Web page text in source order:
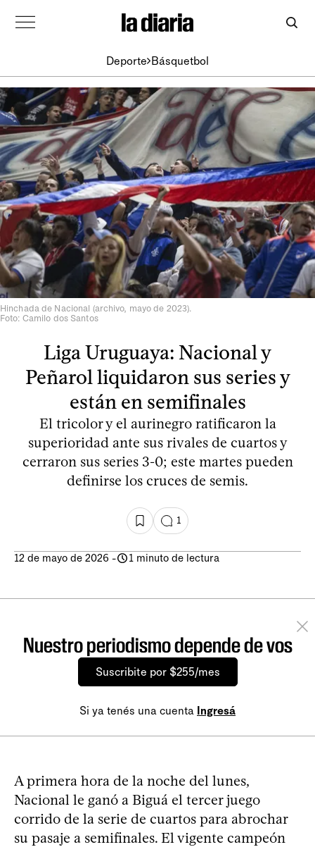
Deporte Básquetbol
Hinchada de Nacional (archivo, mayo de 2023).
Foto: Camilo dos Santos
Liga Uruguaya: Nacional y
Peñarol liquidaron sus series y
están en semifinales
El tricolor y el aurinegro ratificaron la
superioridad ante sus rivales de cuartos y
cerraron sus series 3-0; este martes pueden
definirse los cruces de semis.
1
12 de mayo de 2026 - 1 minuto de lectura
Nuestro periodismo depende de vos
Suscribite por $255/mes
Si ya tenés una cuenta Ingresá
A primera hora de la noche del lunes,
Nacional le ganó a Biguá el tercer juego
corrido de la serie de cuartos para abrochar
su pasaje a semifinales. El vigente campeón